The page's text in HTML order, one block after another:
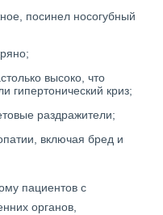
посинел носогубный
высоко, что
гипертонический криз;
раздражители;
включая бред и
пациентов с
органов,